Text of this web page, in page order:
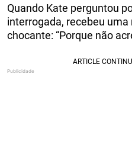
Quando Kate perguntou
interrogada, recebeu
chocante: “Porque não